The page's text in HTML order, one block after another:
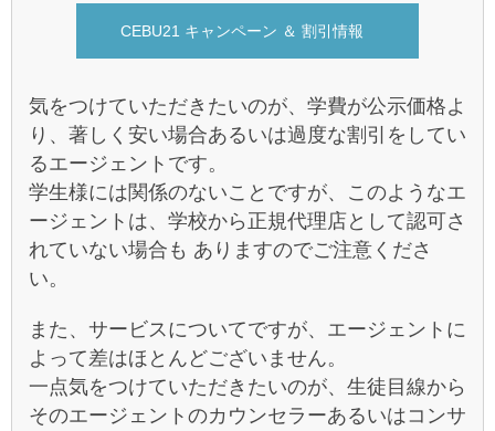
CEBU21 キャンペーン ＆ 割引情報
気をつけていただきたいのが、学費が公示価格よ
り、著しく安い場合あるいは過度な割引をしてい
るエージェントです。
学生様には関係のないことですが、このようなエ
ージェントは、学校から正規代理店として認可さ
れていない場合も ありますのでご注意くださ
い。
また、サービスについてですが、エージェントに
よって差はほとんどございません。
一点気をつけていただきたいのが、生徒目線から
そのエージェントのカウンセラーあるいはコンサ